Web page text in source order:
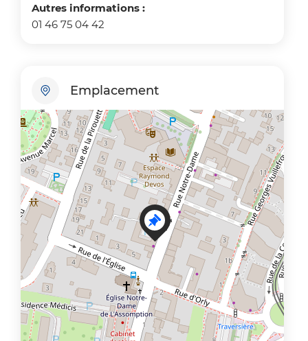
Autres informations :
01 46 75 04 42
Emplacement
+
−